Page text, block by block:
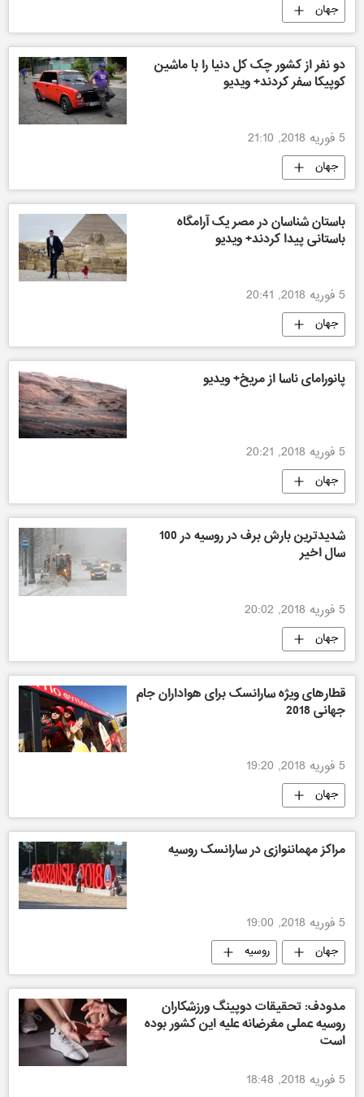
جهان
دو نفر از کشور چک کل دنیا را با ماشین
کوپیکا سفر کردند+ ویدیو
5 فوریه 2018, 21:10
جهان
باستان شناسان در مصر یک آرامگاه
باستانی پیدا کردند+ ویدیو
5 فوریه 2018, 20:41
جهان
پانورامای ناسا از مریخ+ ویدیو
5 فوریه 2018, 20:21
جهان
شدیدترین بارش برف در روسیه در 100
سال اخیر
5 فوریه 2018, 20:02
جهان
قطارهای ویژه سارانسک برای هواداران جام
جهانی 2018
5 فوریه 2018, 19:20
جهان
مسابقات فوتبال جام جهانی 2018 روسیه
سارانسک
مراکز مهماننوازی در سارانسک روسیه
5 فوریه 2018, 19:00
جهان
روسیه
مسابقات فوتبال جام جهانی 2018 روسیه
سارانسک
مدودف: تحقیقات دوپینگ ورزشکاران
روسیه عملی مغرضانه علیه این کشور بوده
است
5 فوریه 2018, 18:48